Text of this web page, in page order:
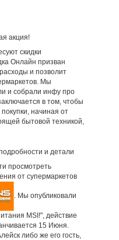
акция!
скидки
Онлайн призван
и позволит
Мы
и собрали инфу про
в том, чтобы
начиная от
бытовой техникой,
и детали
просмотреть
от супермаркетов
. Мы опубликовали
MSI!", действие
15 Июня.
либо же его гость,